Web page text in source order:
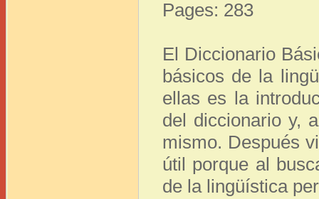
Pages: 283
El Diccionario
básicos de la
ellas es la
del diccionario y,
mismo. Después
útil porque al
de la lingüística